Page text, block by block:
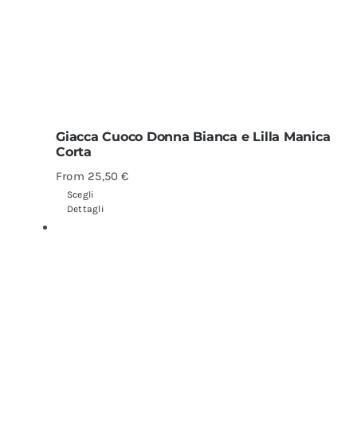
Giacca Cuoco Donna Bianca e Lilla Manica
Corta
From 25,50€
Scegli
Dettagli